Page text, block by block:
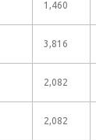
1,460
3,816
2,082
2,082